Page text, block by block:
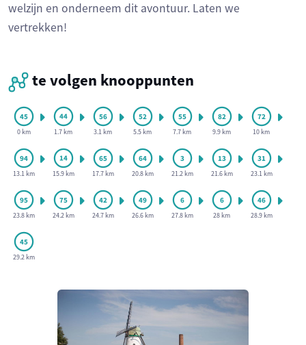
welzijn en onderneem dit avontuur. Laten we
vertrekken!
te volgen knooppunten
0 km 1.7 km 3.1 km 5.5 km 7.7 km 9.9 km 10 km
13.1 km 15.9 km 17.7 km 20.8 km 21.2 km 21.6 km 23.1 km
23.8 km 24.2 km 24.7 km 26.6 km 27.8 km 28 km 28.9 km
29.2 km